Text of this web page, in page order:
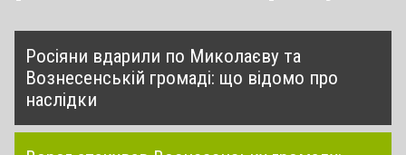
Росіяни вдарили по Миколаєву та
Вознесенській громаді: що відомо про
наслідки